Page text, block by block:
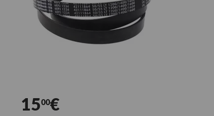
1500€